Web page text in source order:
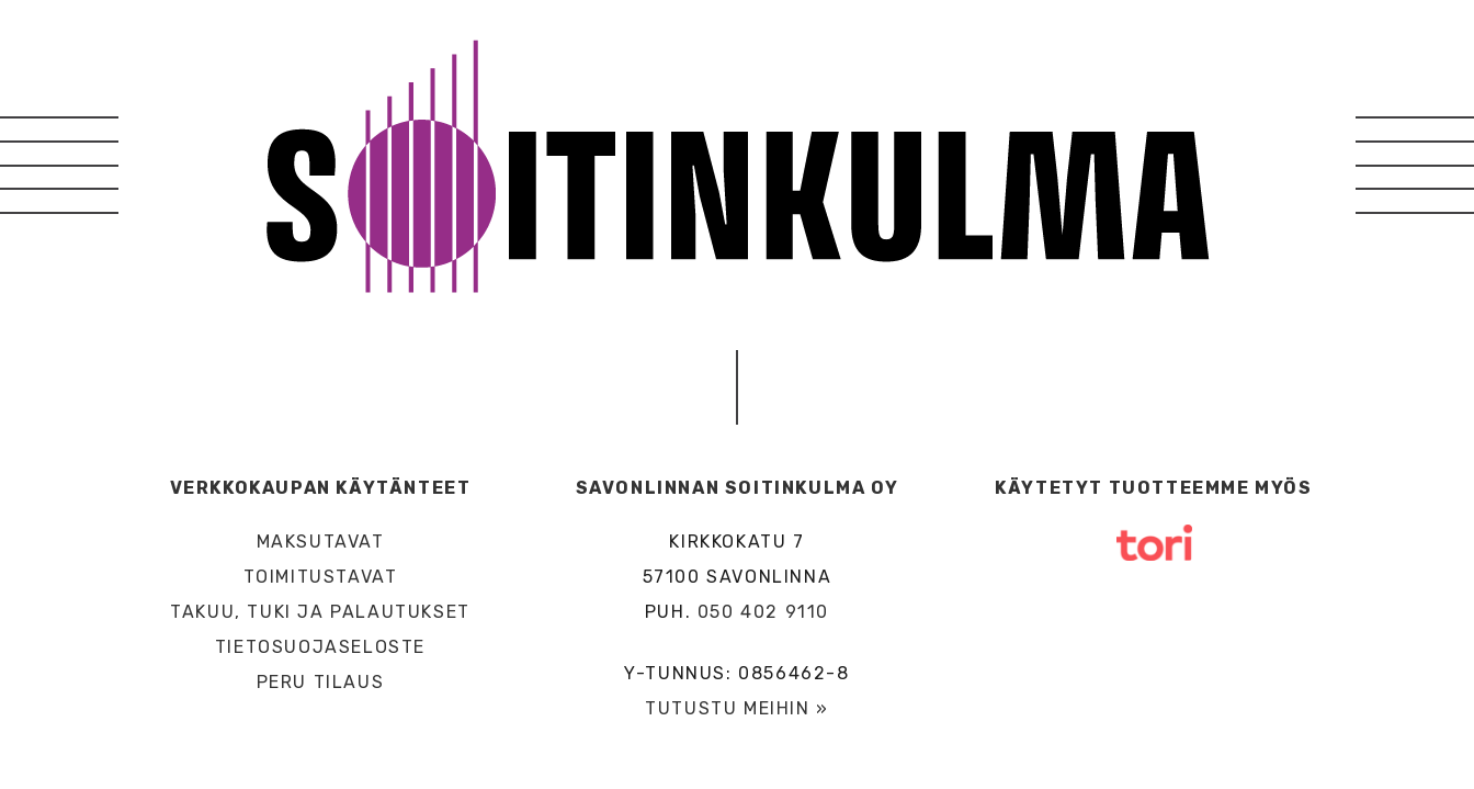
VERKKOKAUPAN KÄYTÄNTEET
MAKSUTAVAT
TOIMITUSTAVAT
TAKUU, TUKI JA PALAUTUKSET
TIETOSUOJASELOSTE
PERU TILAUS
SAVONLINNAN SOITINKULMA OY
KIRKKOKATU 7
57100 SAVONLINNA
PUH. 050 402 9110
Y-TUNNUS: 0856462-8
TUTUSTU MEIHIN »
KÄYTETYT TUOTTEEMME MYÖS